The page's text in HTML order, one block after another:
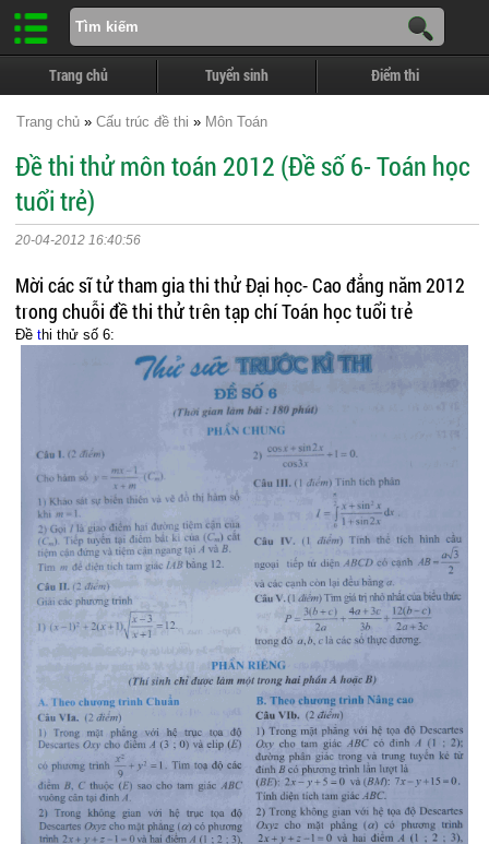
Trang chủ Tuyển sinh Điểm thi
Trang chủ » Cấu trúc đề thi » Môn Toán
Đề thi thử môn toán 2012 (Đề số 6- Toán học
tuổi trẻ)
20-04-2012 16:40:56
Mời các sĩ tử tham gia thi thử Đại học- Cao đẳng năm 2012
trong chuỗi đề thi thử trên tạp chí Toán học tuổi trẻ
Đềthi thử số 6: